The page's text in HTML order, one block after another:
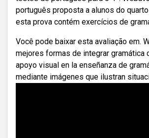
português proposta a alunos do
esta prova contém exercícios de
Você pode baixar esta avaliação em.
mejores formas de integrar gramática
apoyo visual en la enseñanza de
mediante imágenes que ilustran